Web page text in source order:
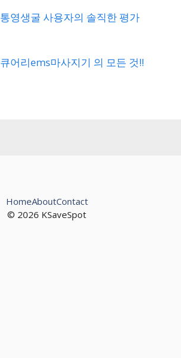
통영생굴 사용자의 솔직한 평가
큐어리ems마사지기 의 모든 것!!
© 2026 KSaveSpot
HomeAboutContact